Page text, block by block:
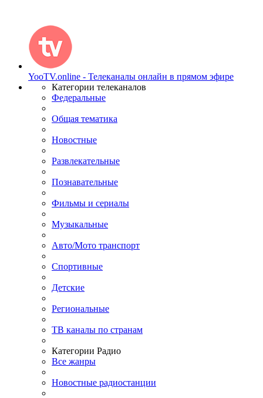
YooTV.online - Телеканалы онлайн в прямом эфире
Категории телеканалов
Федеральные
Общая тематика
Новостные
Развлекательные
Познавательные
Фильмы и сериалы
Музыкальные
Авто/Мото транспорт
Спортивные
Детские
Региональные
ТВ каналы по странам
Категории Радио
Все жанры
Новостные радиостанции